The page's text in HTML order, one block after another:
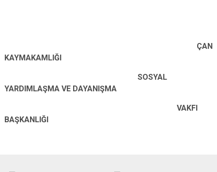
ÇAN
KAYMAKAMLIĞI
SOSYAL
YARDIMLAŞMA VE DAYANIŞMA
VAKFI
BAŞKANLIĞI